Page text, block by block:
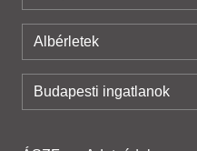
Albérletek
Budapesti ingatlanok